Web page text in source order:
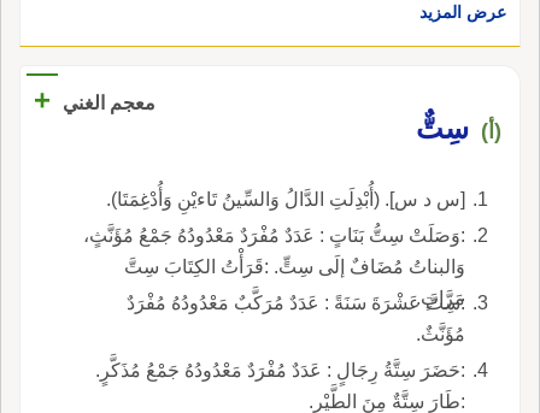
عرض المزيد
معجم الغني +
(أ) سِتٌّ
[س د س]. (أُبْدِلَتِ الدَّالُ وَالسِّينُ تَاءيْنِ وَأُدْغِمَتَا).
:وَصَلَتْ سِتُّ بَنَاتٍ : عَدَدٌ مُفْرَدٌ مَعْدُودُهُ جَمْعُ مُؤَنَّثٍ،
وَالبناتُ مُضَافٌ إلَى سِتٍّ. :قَرَأْتُ الكِتَابَ سِتَّ
مَرَّاتٍ.
:سِتَّ عَشْرَةَ سَنَةً : عَدَدٌ مُرَكَّبٌ مَعْدُودُهُ مُفْرَدٌ
مُؤَنَّثٌ.
:حَضَرَ سِتَّةُ رِجَالٍ : عَدَدٌ مُفْرَدٌ مَعْدُودُهُ جَمْعُ مُذَكَّرٍ.
:طَارَ سِتَّةٌ مِنَ الطَّيْرِ.